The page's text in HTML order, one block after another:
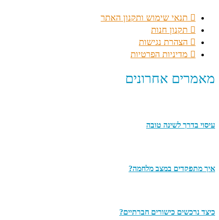
תנאי שימוש ותקנון האתר
תקנון חנות
הצהרת נגישות
מדיניות הפרטיות
מאמרים אחרונים
עיסוי בדרך לשינה טובה
איך מתפקדים במצב מלחמה?
כיצד נרכשים כישורים חברתיים?